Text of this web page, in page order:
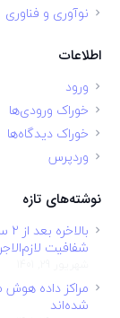
نوآوری و فناوری
اطلاعات
ورود
خوراک ورودی‌ها
خوراک دیدگاه‌ها
وردپرس
نوشته‌های تازه
شفافیت
مراکز داده
شده‌اند